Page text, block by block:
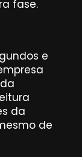
fase.
e
da
de